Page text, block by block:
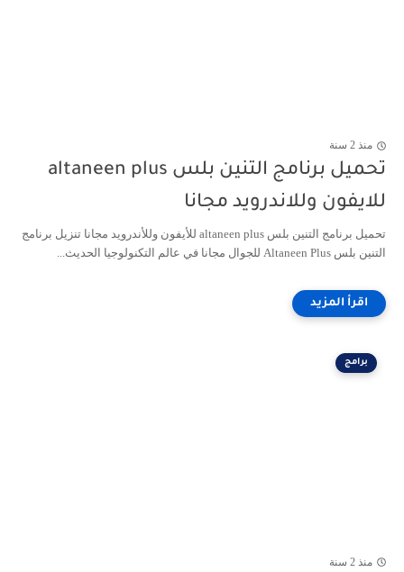
منذ 2 سنة
تحميل برنامج التنين بلس altaneen plus
للايفون وللاندرويد مجانا
تحميل برنامج التنين بلس altaneen plus للأيفون وللأندرويد مجانا تنزيل برنامج
التنين بلس Altaneen Plus للجوال مجانا في عالم التكنولوجيا الحديث...
برامج
منذ 2 سنة